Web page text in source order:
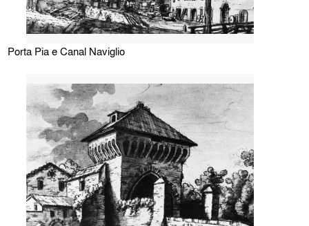
Porta Pia e Canal Naviglio